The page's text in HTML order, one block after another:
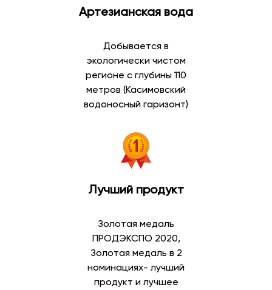
вода проходит контроль качества и соответствует
В каталоге доступны:
питьевая вода в бутылках;
артезианская вода;
минеральная вода;
негазированная вода;
вода высшей категории;
вода первой категории;
вода для дома и офиса.
Широкий выбор позволяет подобрать воду в
соответствии с личными предпочтениями и
особенностями потребления.
Артезианская вода
Артезианская вода
Добывается в
экологически чистом
регионе с глубины 110
метров (Касимовский
водоносный гаризонт)
Лучший продукт
Золотая медаль
ПРОДЭКСПО 2020,
Золотая медаль в 2
номинациях- лучший
продукт и лучшее